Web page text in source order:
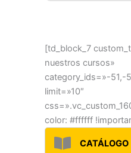
[td_block_7
nuestros cursos»
category_ids=»-51,-
limit=»10″
color: #ffffff
CATÁLOGO